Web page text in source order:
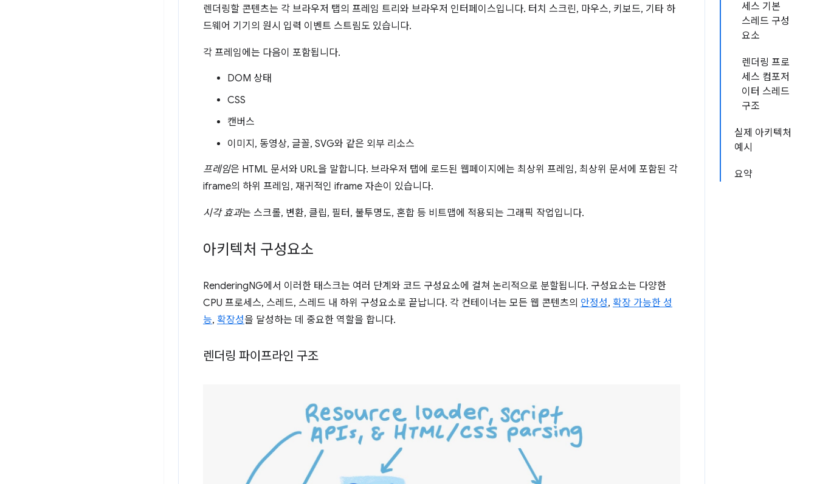
세스 기본
스레드 구성
요소
렌더링 프로
세스 컴포저
이터 스레드
구조
실제 아키텍처
예시
요약
렌더링할 콘텐츠는 각 브라우저 탭의 프레임 트리와 브라우저 인터페이스입니다. 터치 스크린, 마우스, 키보드, 기타 하
드웨어 기기의 원시 입력 이벤트 스트림도 있습니다.
각 프레임에는 다음이 포함됩니다.
DOM 상태
CSS
캔버스
이미지, 동영상, 글꼴, SVG와 같은 외부 리소스
프레임은 HTML 문서와 URL을 말합니다. 브라우저 탭에 로드된 웹페이지에는 최상위 프레임, 최상위 문서에 포함된 각
iframe의 하위 프레임, 재귀적인 iframe 자손이 있습니다.
시각 효과는 스크롤, 변환, 클립, 필터, 불투명도, 혼합 등 비트맵에 적용되는 그래픽 작업입니다.
아키텍처 구성요소
RenderingNG에서 이러한 태스크는 여러 단계와 코드 구성요소에 걸쳐 논리적으로 분할됩니다. 구성요소는 다양한
CPU 프로세스, 스레드, 스레드 내 하위 구성요소로 끝납니다. 각 컨테이너는 모든 웹 콘텐츠의 안정성, 확장 가능한 성
능, 확장성을 달성하는 데 중요한 역할을 합니다.
렌더링 파이프라인 구조